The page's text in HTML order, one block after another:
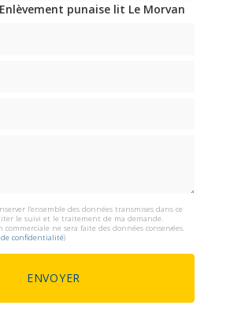
punaise lit Le Morvan
l'ensemble des données transmises dans ce
le suivi et le traitement de ma demande.
ne sera faite des données conservées.
confidentialité)